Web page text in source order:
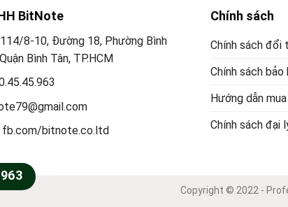
BitNote
8-10, Đường 18, Phường Bình
Bình Tân, TP.HCM
fb.com/bitnote.co.ltd
Chính sách
Chính sách đổi
Chính sách bảo
Hướng dẫn
Chính sách đại
Copyright © 2022 -